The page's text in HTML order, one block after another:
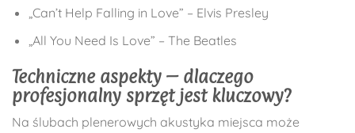
„Can’t Help Falling in Love” – Elvis Presley
„All You Need Is Love” – The Beatles
Techniczne aspekty – dlaczego
profesjonalny sprzęt jest kluczowy?
Na ślubach plenerowych akustyka miejsca może